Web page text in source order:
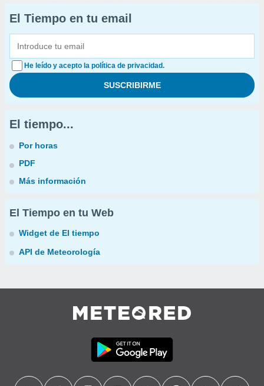
El Tiempo en tu email
He leído y acepto la política de privacidad.
El tiempo...
Por horas
PDF
Más información
El Tiempo en tu Web
Widget de El tiempo
API de Meteorología